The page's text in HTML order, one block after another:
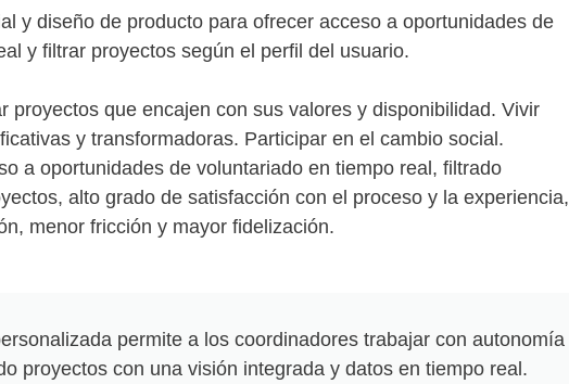
y diseño de producto para ofrecer acceso a oportunidades de
y filtrar proyectos según el perfil del usuario.
proyectos que encajen con sus valores y disponibilidad. Vivir
y transformadoras. Participar en el cambio social.
a oportunidades de voluntariado en tiempo real, filtrado
alto grado de satisfacción con el proceso y la experiencia,
menor fricción y mayor fidelización.
permite a los coordinadores trabajar con autonomía
proyectos con una visión integrada y datos en tiempo real.